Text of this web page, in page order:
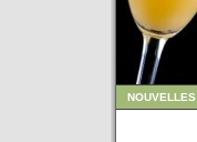
NOUVELLES